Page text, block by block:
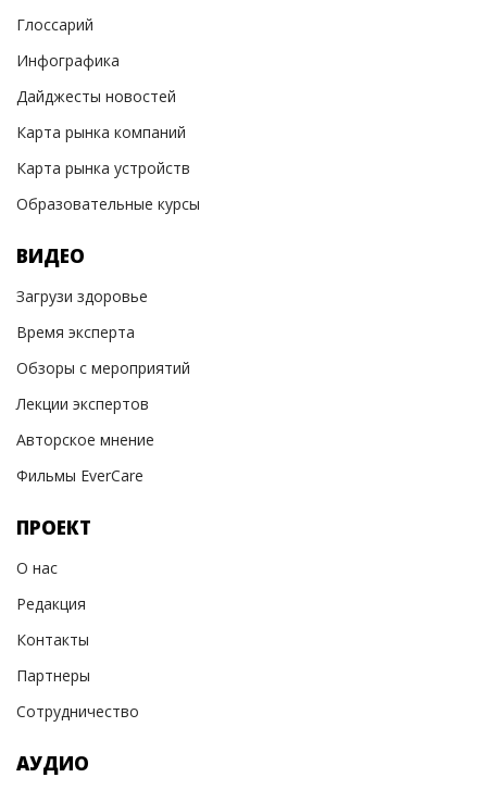
Глоссарий
Инфографика
Дайджесты новостей
Карта рынка компаний
Карта рынка устройств
Образовательные курсы
ВИДЕО
Загрузи здоровье
Время эксперта
Обзоры с мероприятий
Лекции экспертов
Авторское мнение
Фильмы EverCare
ПРОЕКТ
О нас
Редакция
Контакты
Партнеры
Сотрудничество
АУДИО